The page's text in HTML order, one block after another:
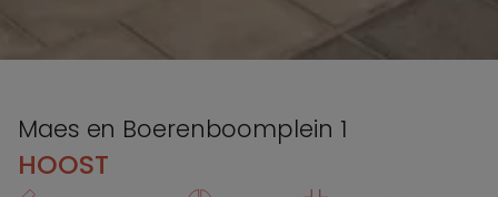
Maes en Boerenboomplein 1
HOOST